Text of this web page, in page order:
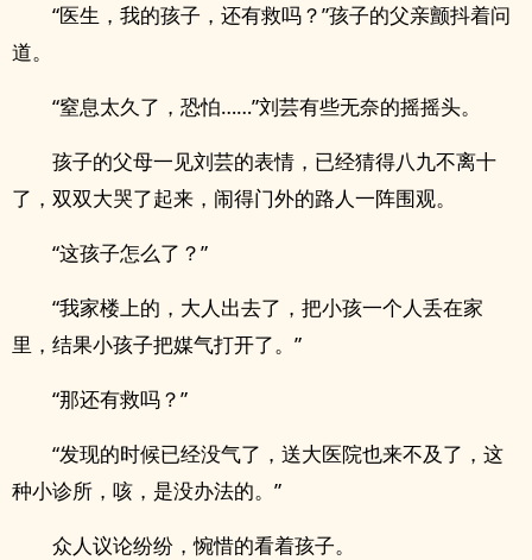
“医生，我的孩子，还有救吗？”孩子的父亲颤抖着问
道。
“窒息太久了，恐怕……”刘芸有些无奈的摇摇头。
孩子的父母一见刘芸的表情，已经猜得八九不离十
了，双双大哭了起来，闹得门外的路人一阵围观。
“这孩子怎么了？”
“我家楼上的，大人出去了，把小孩一个人丢在家
里，结果小孩子把媒气打开了。”
“那还有救吗？”
“发现的时候已经没气了，送大医院也来不及了，这
种小诊所，咳，是没办法的。”
众人议论纷纷，惋惜的看着孩子。